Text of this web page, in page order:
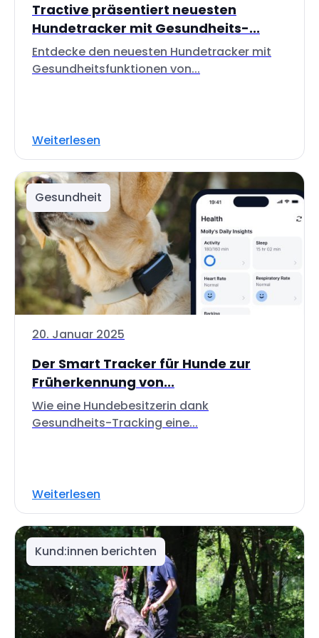
Tractive präsentiert neuesten
Hundetracker mit Gesundheits-...
Entdecke den neuesten Hundetracker mit
Gesundheitsfunktionen von...
Weiterlesen
Gesundheit
20. Januar 2025
Der Smart Tracker für Hunde zur
Früherkennung von...
Wie eine Hundebesitzerin dank
Gesundheits-Tracking eine...
Weiterlesen
Kund:innen berichten